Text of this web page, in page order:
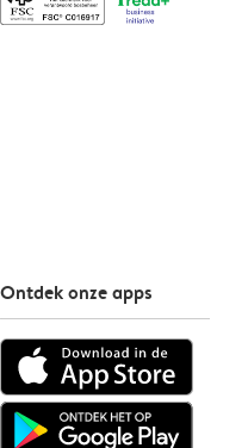
Ontdek onze apps